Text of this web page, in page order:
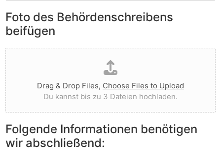
v
o
r
g
e
w
o
r
f
e
n
?
l
i
e
t
I
h
n
e
n
v
o
r
?
e
A
n
e
r
k
u
n
g
e
n
z
u
Foto des Behördenschreibens
beifügen
D
a
t
e
i
h
o
h
l
Drag & Drop Files, Choose Files to Upload
Du kannst bis zu 3 Dateien hochladen.
Folgende Informationen benötigen
wir abschließend: